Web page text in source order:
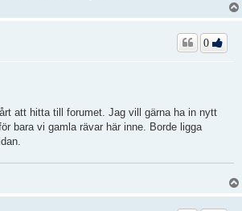
0
att hitta till forumet. Jag vill gärna ha in nytt
bara vi gamla rävar här inne. Borde ligga